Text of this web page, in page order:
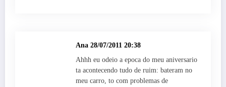
Ana 28/07/2011 20:38
Ahhh eu odeio a epoca do meu aniversario
ta acontecendo tudo de ruim: bateram no
meu carro, to com problemas de